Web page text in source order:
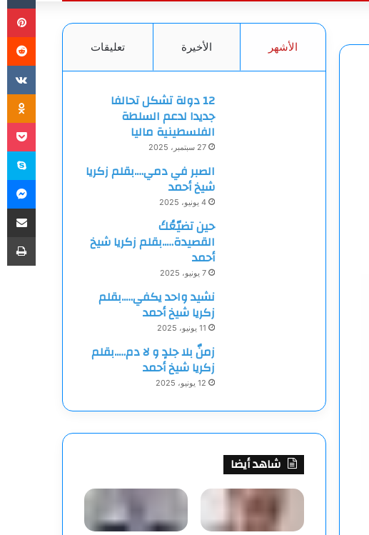
الأشهر الأخيرة تعليقات
12 دولة تشكل تحالفا
جديدا لدعم السلطة
الفلسطينية ماليا
27 سبتمبر، 2025
الصبر في دمي….بقلم زكريا
شيخ أحمد
4 يونيو، 2025
حين تضيّعُكَ
القصيدة…..بقلم زكريا شيخ
أحمد
7 يونيو، 2025
نشيد واحد يكفي…..بقلم
زكريا شيخ أحمد
11 يونيو، 2025
زمنٌ بلا جلدٍ و لا دم…..بقلم
زكريا شيخ أحمد
12 يونيو، 2025
شاهد أيضا